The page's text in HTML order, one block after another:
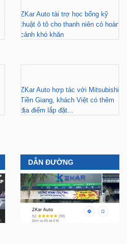
ZKar Auto tài trợ học bổng kỹ
thuật ô tô cho thanh niên có hoàn
cảnh khó khăn
ZKar Auto hợp tác với Mitsubishi
Tiền Giang, khách Việt có thêm
địa điểm lắp đặt...
DẪN ĐƯỜNG